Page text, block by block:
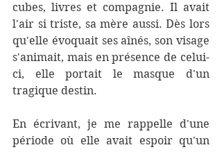
cubes, livres et compagnie. Il avait
l'air si triste, sa mère aussi. Dès lors
qu'elle évoquait ses aînés, son visage
s'animait, mais en présence de celui-
ci, elle portait le masque d'un
tragique destin.
En écrivant, je me rappelle d'une
période où elle avait espoir qu'un